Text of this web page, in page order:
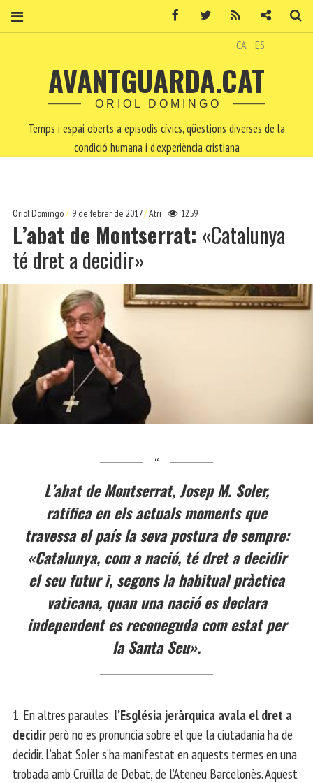
CA ES
AVANTGUARDA.CAT
ORIOL DOMINGO
Temps i espai oberts a episodis cívics, qüestions diverses de la
condició humana i d'experiència cristiana
Oriol Domingo 9 de febrer de 2017 Atri 1259
L’abat de Montserrat: «Catalunya
té dret a decidir»
L’abat de Montserrat, Josep M. Soler,
ratifica en els actuals moments que
travessa el país la seva postura de sempre:
«Catalunya, com a nació, té dret a decidir
el seu futur i, segons la habitual pràctica
vaticana, quan una nació es declara
independent es reconeguda com estat per
la Santa Seu».
1. En altres paraules: l’Església jeràrquica avala el dret a
decidirperò no es pronuncia sobre el que la ciutadania ha de
decidir. L’abat Soler s’ha manifestat en aquests termes en una
trobada amb Cruïlla de Debat, de l’Ateneu Barcelonès. Aquest
Facebook Twitter Contacte